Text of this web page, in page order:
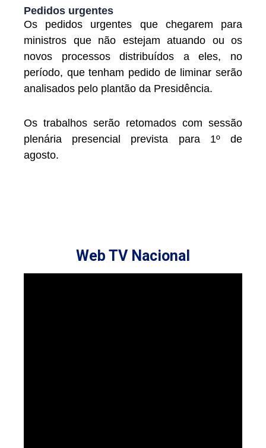
Pedidos urgentes
Os pedidos urgentes que chegarem para
ministros que não estejam atuando ou os
novos processos distribuídos a eles, no
período, que tenham pedido de liminar serão
analisados pelo plantão da Presidência.
Os trabalhos serão retomados com sessão
plenária presencial prevista para 1º de
agosto.
Web TV Nacional